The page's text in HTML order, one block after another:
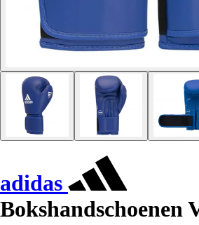
adidas
Bokshandschoenen